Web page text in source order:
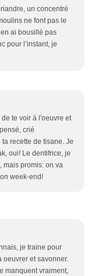
un concentré
ne font pas le
ai bousillé pas
pour l’instant, je
te voir à l'oeuvre et
crié
recette de tisane. Je
oui! Le dentifrice, je
mais promis: on va
week-end!
je traine pour
oeuvrer et savonner.
manquent vraiment,